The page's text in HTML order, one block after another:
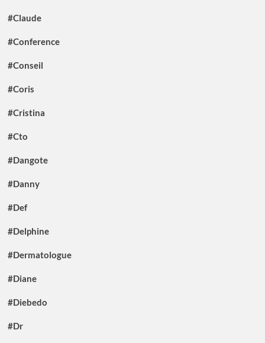
#Claude
#Conference
#Conseil
#Coris
#Cristina
#Cto
#Dangote
#Danny
#Def
#Delphine
#Dermatologue
#Diane
#Diebedo
#Dr